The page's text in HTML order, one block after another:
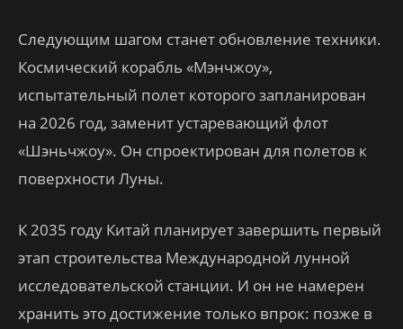
Следующим шагом станет обновление техники.
Космический корабль «Мэнчжоу»,
испытательный полет которого запланирован
на 2026 год, заменит устаревающий флот
«Шэньчжоу». Он спроектирован для полетов к
поверхности Луны.
К 2035 году Китай планирует завершить первый
этап строительства Международной лунной
исследовательской станции. И он не намерен
хранить это достижение только впрок: позже в